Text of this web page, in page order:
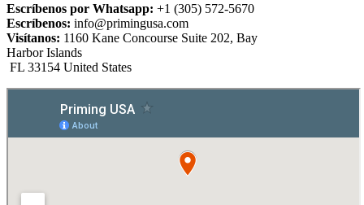
Escríbenos por Whatsapp: +1 (305) 572-5670
Escríbenos: info@primingusa.com
Visítanos: 1160 Kane Concourse Suite 202, Bay
Harbor Islands
FL 33154 United States